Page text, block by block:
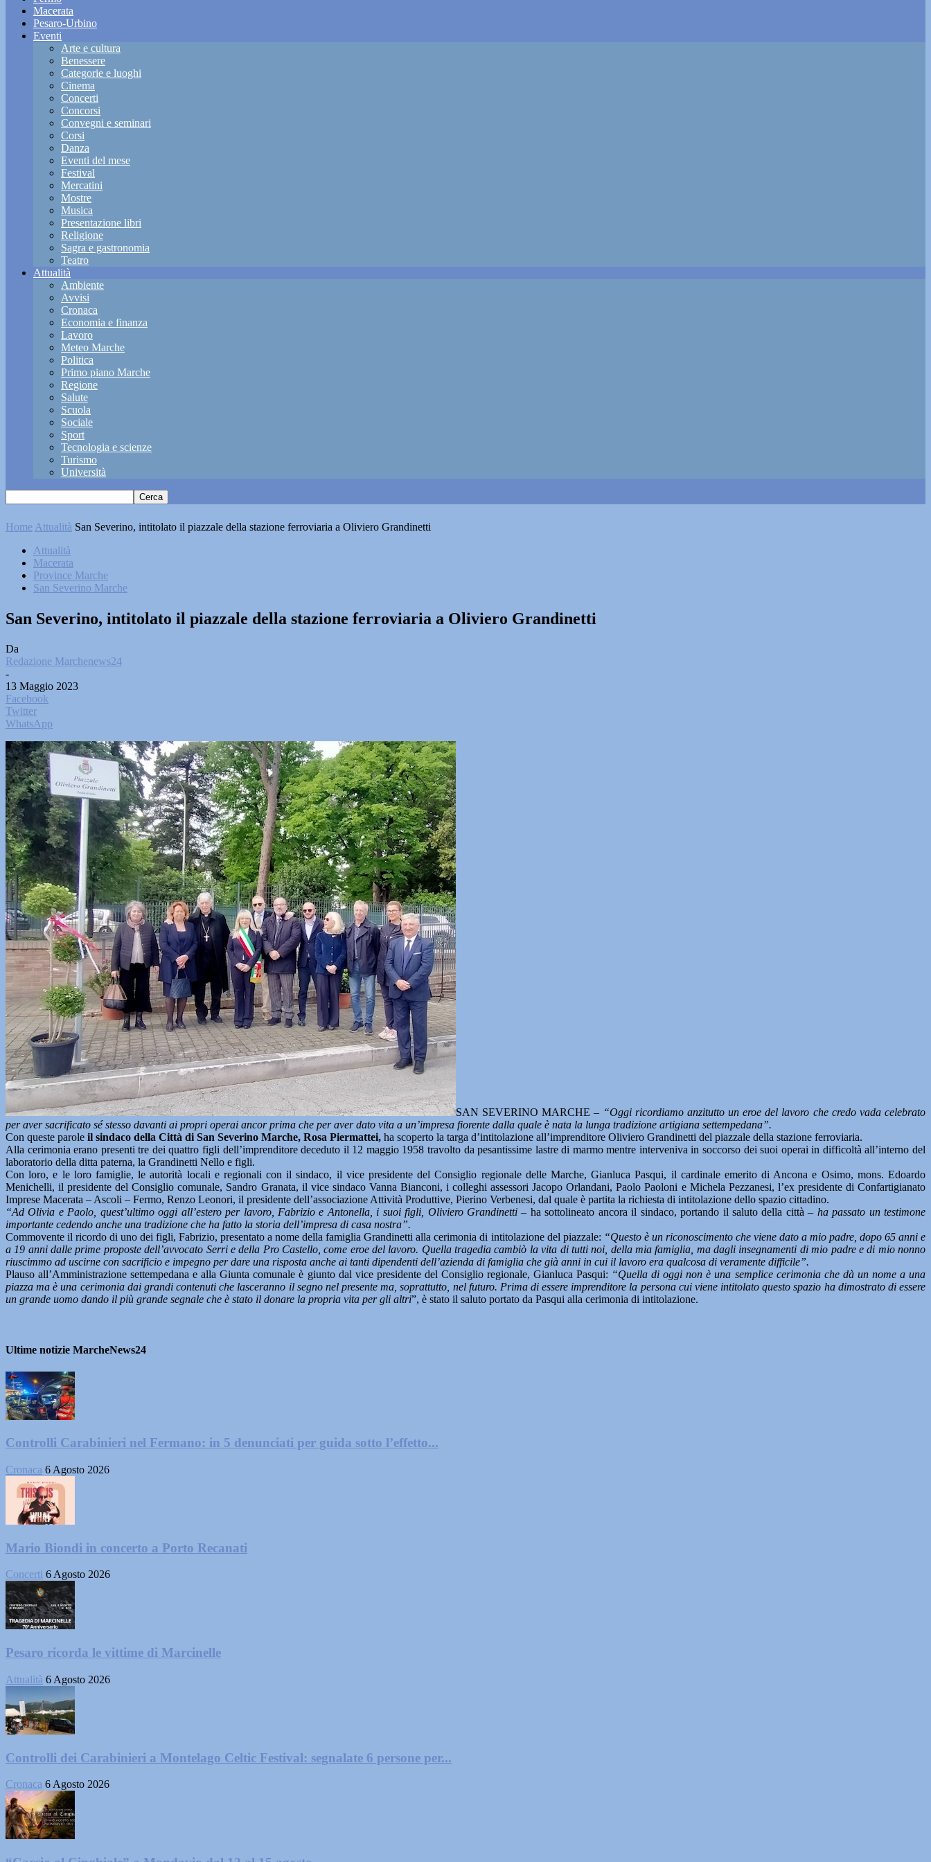
Macerata
Pesaro-Urbino
Eventi
Arte e cultura
Benessere
Categorie e luoghi
Cinema
Concerti
Concorsi
Convegni e seminari
Corsi
Danza
Eventi del mese
Festival
Mercatini
Mostre
Musica
Presentazione libri
Religione
Sagra e gastronomia
Teatro
Attualità
Ambiente
Avvisi
Cronaca
Economia e finanza
Lavoro
Meteo Marche
Politica
Primo piano Marche
Regione
Salute
Scuola
Sociale
Sport
Tecnologia e scienze
Turismo
Università
Home Attualità San Severino, intitolato il piazzale della stazione ferroviaria a Oliviero Grandinetti
Attualità
Macerata
Province Marche
San Severino Marche
San Severino, intitolato il piazzale della stazione ferroviaria a Oliviero Grandinetti
Da
Redazione Marchenews24
-
13 Maggio 2023
Facebook
Twitter
WhatsApp
SAN SEVERINO MARCHE – “Oggi ricordiamo anzitutto un eroe del lavoro che credo vada celebrato
per aver sacrificato sé stesso davanti ai propri operai ancor prima che per aver dato vita a un’impresa fiorente dalla quale è nata la lunga tradizione artigiana settempedana”.
Con queste parole il sindaco della Città di San Severino Marche, Rosa Piermattei, ha scoperto la targa d’intitolazione all’imprenditore Oliviero Grandinetti del piazzale della stazione ferroviaria.
Alla cerimonia erano presenti tre dei quattro figli dell’imprenditore deceduto il 12 maggio 1958 travolto da pesantissime lastre di marmo mentre interveniva in soccorso dei suoi operai in difficoltà all’interno del
laboratorio della ditta paterna, la Grandinetti Nello e figli.
Con loro, e le loro famiglie, le autorità locali e regionali con il sindaco, il vice presidente del Consiglio regionale delle Marche, Gianluca Pasqui, il cardinale emerito di Ancona e Osimo, mons. Edoardo
Menichelli, il presidente del Consiglio comunale, Sandro Granata, il vice sindaco Vanna Bianconi, i colleghi assessori Jacopo Orlandani, Paolo Paoloni e Michela Pezzanesi, l’ex presidente di Confartigianato
Imprese Macerata – Ascoli – Fermo, Renzo Leonori, il presidente dell’associazione Attività Produttive, Pierino Verbenesi, dal quale è partita la richiesta di intitolazione dello spazio cittadino.
“Ad Olivia e Paolo, quest’ultimo oggi all’estero per lavoro, Fabrizio e Antonella, i suoi figli, Oliviero Grandinetti– ha sottolineato ancora il sindaco, portando il saluto della città – ha passato un testimone
importante cedendo anche una tradizione che ha fatto la storia dell’impresa di casa nostra”.
Commovente il ricordo di uno dei figli, Fabrizio, presentato a nome della famiglia Grandinetti alla cerimonia di intitolazione del piazzale: “Questo è un riconoscimento che viene dato a mio padre, dopo 65 anni e
a 19 anni dalle prime proposte dell’avvocato Serri e della Pro Castello, come eroe del lavoro. Quella tragedia cambiò la vita di tutti noi, della mia famiglia, ma dagli insegnamenti di mio padre e di mio nonno
riuscimmo ad uscirne con sacrificio e impegno per dare una risposta anche ai tanti dipendenti dell’azienda di famiglia che già anni in cui il lavoro era qualcosa di veramente difficile”.
Plauso all’Amministrazione settempedana e alla Giunta comunale è giunto dal vice presidente del Consiglio regionale, Gianluca Pasqui: “Quella di oggi non è una semplice cerimonia che dà un nome a una
piazza ma è una cerimonia dai grandi contenuti che lasceranno il segno nel presente ma, soprattutto, nel futuro. Prima di essere imprenditore la persona cui viene intitolato questo spazio ha dimostrato di essere
un grande uomo dando il più grande segnale che è stato il donare la propria vita per gli altri”, è stato il saluto portato da Pasqui alla cerimonia di intitolazione.
Ultime notizie MarcheNews24
Controlli Carabinieri nel Fermano: in 5 denunciati per guida sotto l’effetto...
Cronaca 6 Agosto 2026
Mario Biondi in concerto a Porto Recanati
Concerti 6 Agosto 2026
Pesaro ricorda le vittime di Marcinelle
Attualità 6 Agosto 2026
Controlli dei Carabinieri a Montelago Celtic Festival: segnalate 6 persone per...
Cronaca 6 Agosto 2026